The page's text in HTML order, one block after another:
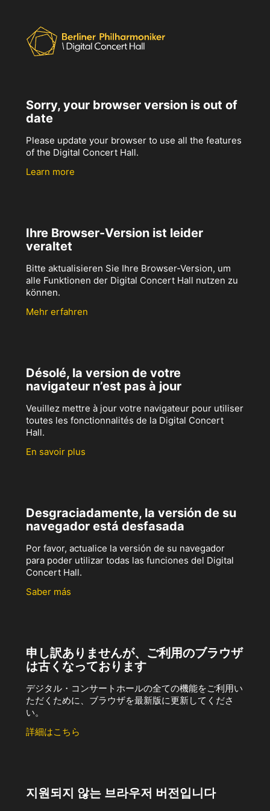
Sorry, your browser version is out of
date
Please update your browser to use all the features
of the Digital Concert Hall.
Learn more
Ihre Browser-Version ist leider
veraltet
Bitte aktualisieren Sie Ihre Browser-Version, um
alle Funktionen der Digital Concert Hall nutzen zu
können.
Mehr erfahren
Désolé, la version de votre
navigateur n’est pas à jour
Veuillez mettre à jour votre navigateur pour utiliser
toutes les fonctionnalités de la Digital Concert
Hall.
En savoir plus
Desgraciadamente, la versión de su
navegador está desfasada
Por favor, actualice la versión de su navegador
para poder utilizar todas las funciones del Digital
Concert Hall.
Saber más
申し訳ありませんが、ご利用のブラウザ
は古くなっております
デジタル・コンサートホールの全ての機能をご利用い
ただくために、ブラウザを最新版に更新してくださ
い。
詳細はこちら
지원되지 않는 브라우저 버전입니다